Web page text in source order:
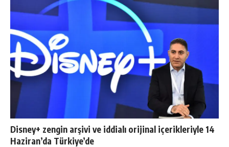
Disney+ zengin arşivi ve iddialı orijinal içerikleriyle 14
Haziran’da Türkiye’de